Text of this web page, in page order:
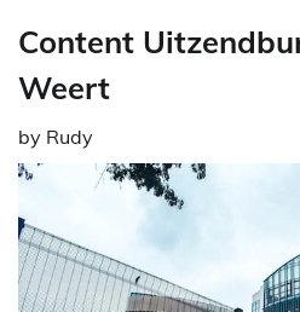
Content
Weert
by Rudy